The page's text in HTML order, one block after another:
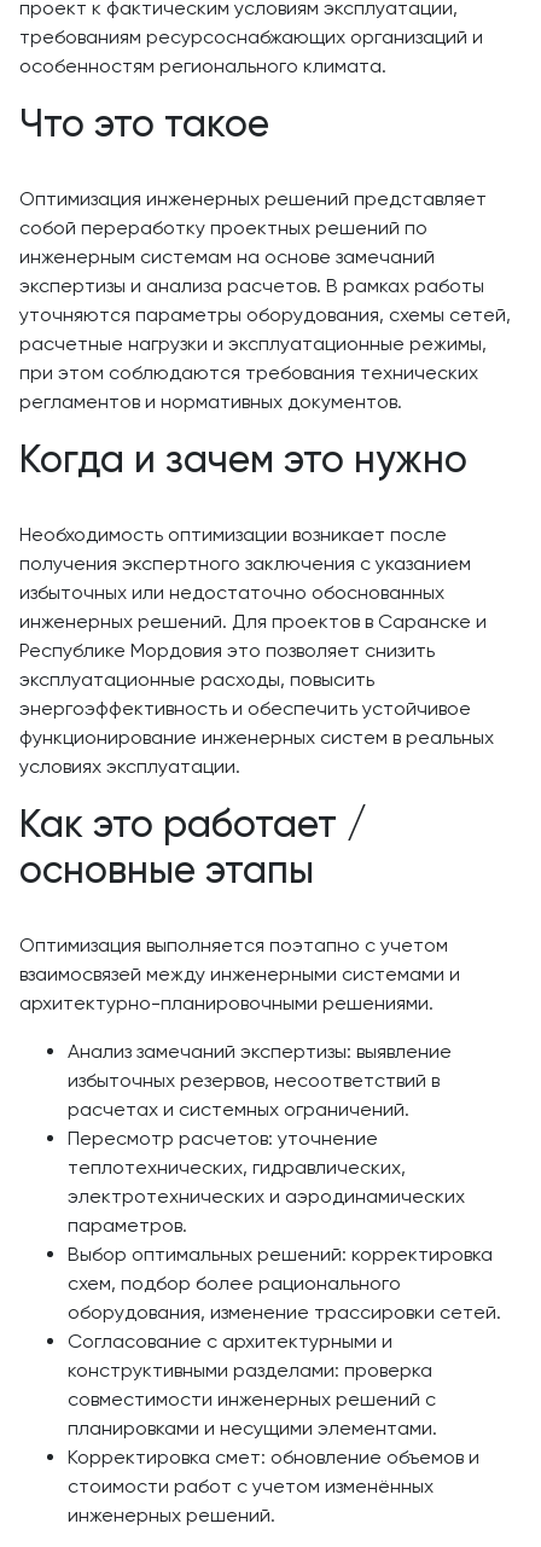
проект к фактическим условиям эксплуатации,
требованиям ресурсоснабжающих организаций и
особенностям регионального климата.
Что это такое
Оптимизация инженерных решений представляет
собой переработку проектных решений по
инженерным системам на основе замечаний
экспертизы и анализа расчетов. В рамках работы
уточняются параметры оборудования, схемы сетей,
расчетные нагрузки и эксплуатационные режимы,
при этом соблюдаются требования технических
регламентов и нормативных документов.
Когда и зачем это нужно
Необходимость оптимизации возникает после
получения экспертного заключения с указанием
избыточных или недостаточно обоснованных
инженерных решений. Для проектов в Саранске и
Республике Мордовия это позволяет снизить
эксплуатационные расходы, повысить
энергоэффективность и обеспечить устойчивое
функционирование инженерных систем в реальных
условиях эксплуатации.
Как это работает /
основные этапы
Оптимизация выполняется поэтапно с учетом
взаимосвязей между инженерными системами и
архитектурно-планировочными решениями.
Анализ замечаний экспертизы: выявление
избыточных резервов, несоответствий в
расчетах и системных ограничений.
Пересмотр расчетов: уточнение
теплотехнических, гидравлических,
электротехнических и аэродинамических
параметров.
Выбор оптимальных решений: корректировка
схем, подбор более рационального
оборудования, изменение трассировки сетей.
Согласование с архитектурными и
конструктивными разделами: проверка
совместимости инженерных решений с
планировками и несущими элементами.
Корректировка смет: обновление объемов и
стоимости работ с учетом изменённых
инженерных решений.